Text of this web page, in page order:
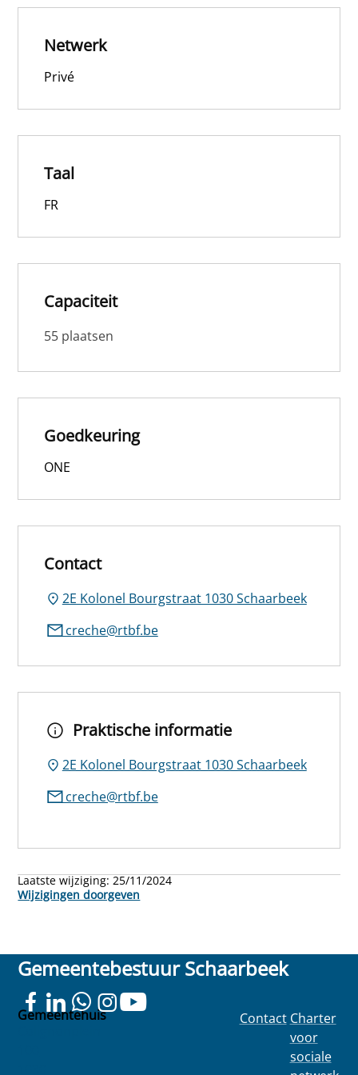
Netwerk
Privé
Taal
FR
Capaciteit
55 plaatsen
Goedkeuring
ONE
Contact
2E Kolonel Bourgstraat 1030 Schaarbeek
creche@rtbf.be
Praktische informatie
2E Kolonel Bourgstraat 1030 Schaarbeek
creche@rtbf.be
Laatste wijziging:25/11/2024
Wijzigingen doorgeven
Gemeentebestuur Schaarbeek
Gemeentehuis
Contact Charter
voor
sociale